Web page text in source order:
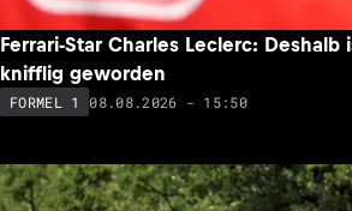
Ferrari-Star Charles Leclerc: Deshalb
knifflig geworden
FORMEL 1 08.08.2026 - 15:50